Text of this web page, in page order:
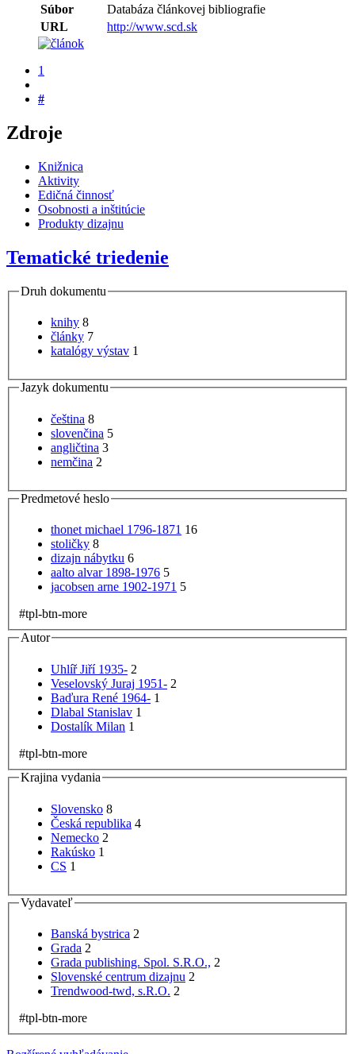
Súbor
Databáza článkovej bibliografie
URL
http://www.scd.sk
1
#
Zdroje
Knižnica
Aktivity
Edičná činnosť
Osobnosti a inštitúcie
Produkty dizajnu
Tematické triedenie
Druh dokumentu
knihy 8
články 7
katalógy výstav 1
Jazyk dokumentu
čeština 8
slovenčina 5
angličtina 3
nemčina 2
Predmetové heslo
thonet michael 1796-1871 16
stoličky 8
dizajn nábytku 6
aalto alvar 1898-1976 5
jacobsen arne 1902-1971 5
#tpl-btn-more
Autor
Uhlíř Jiří 1935- 2
Veselovský Juraj 1951- 2
Baďura René 1964- 1
Dlabal Stanislav 1
Dostalík Milan 1
#tpl-btn-more
Krajina vydania
Slovensko 8
Česká republika 4
Nemecko 2
Rakúsko 1
CS 1
Vydavateľ
Banská bystrica 2
Grada 2
Grada publishing. Spol. S.R.O., 2
Slovenské centrum dizajnu 2
Trendwood-twd, s.R.O. 2
#tpl-btn-more